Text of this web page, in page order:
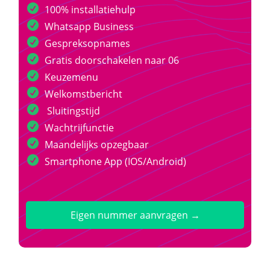
100% installatiehulp
Whatsapp Business
Gespreksopnames
Gratis doorschakelen naar 06
Keuzemenu
Welkomstbericht
Sluitingstijd
Wachtrijfunctie
Maandelijks opzegbaar
Smartphone App (IOS/Android)
Eigen nummer aanvragen →